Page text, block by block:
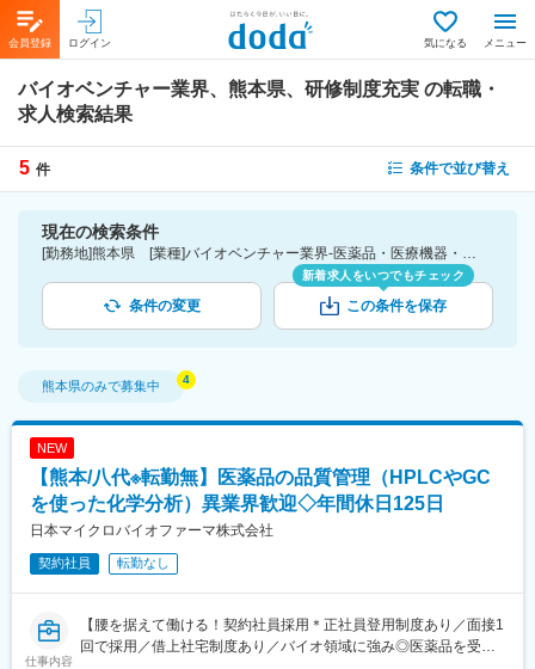
会員登録 ログイン 気になる メニュー
バイオベンチャー業界、熊本県、研修制度充実 の転職・
求人検索結果
5 件 条件で並び替え
現在の検索条件
[勤務地]熊本県 [業種]バイオベンチャー業界-医薬品・医療機器・ライフサイエンス・医療系サービス [詳細条件](待遇・福利厚生)研修制度充実
条件の変更
新着求人をいつでもチェック
この条件を保存
熊本県のみで募集中
NEW
【熊本/八代※転勤無】医薬品の品質管理（HPLCやGC
を使った化学分析）異業界歓迎◇年間休日125日
日本マイクロバイオファーマ株式会社
契約社員 転勤なし
仕事内容
【腰を据えて働ける！契約社員採用＊正社員登用制度あり／面接1
回で採用／借上社宅制度あり／バイオ領域に強み◎医薬品を受託